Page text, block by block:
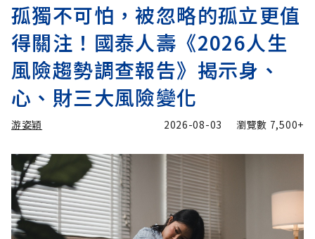
孤獨不可怕，被忽略的孤立更值
得關注！國泰人壽《2026人生
風險趨勢調查報告》揭示身、
心、財三大風險變化
游姿穎 2026-08-03 瀏覽數 7,500+